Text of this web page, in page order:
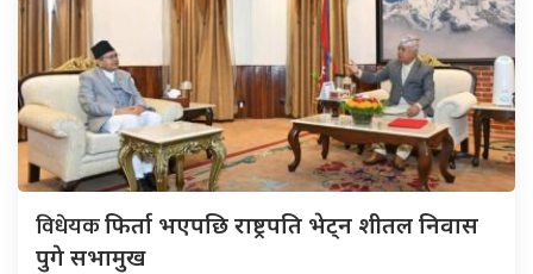
विधेयकफिर्ता भएपछि राष्ट्रपति भेट्न शीतल निवास
पुगे सभामुख